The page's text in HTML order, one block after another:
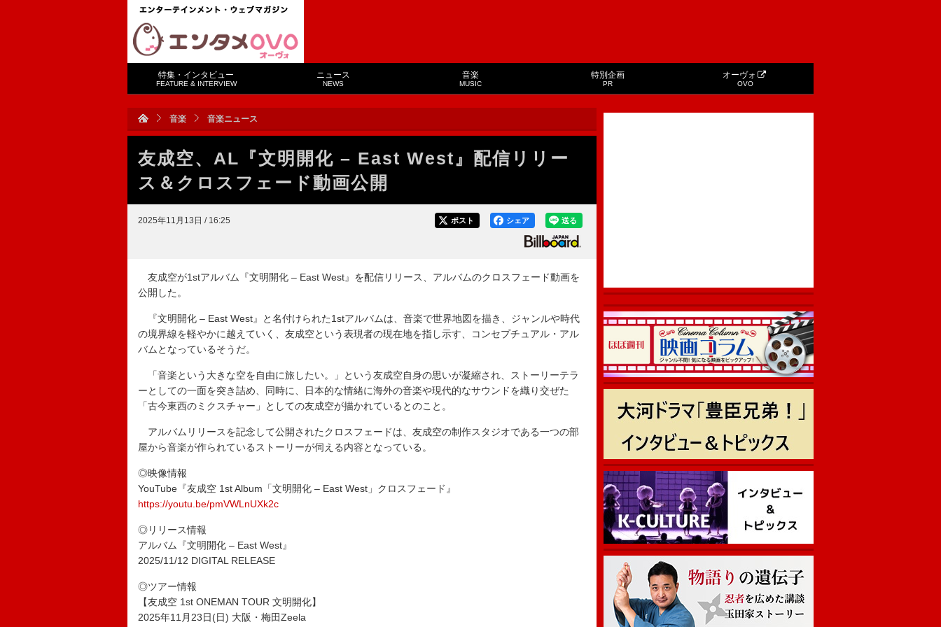
特集・インタビュー
FEATURE & INTERVIEW
ニュース
NEWS
音楽
MUSIC
特別企画
PR
オーヴォ
OVO
音楽 音楽ニュース
友成空、AL『文明開化 – East West』配信リリー
ス＆クロスフェード動画公開
2025年11月13日 / 16:25 送る
シェア
ポスト
友成空が1stアルバム『文明開化 – East West』を配信リリース、アルバムのクロスフェード動画を
公開した。
『文明開化 – East West』と名付けられた1stアルバムは、音楽で世界地図を描き、ジャンルや時代
の境界線を軽やかに越えていく、友成空という表現者の現在地を指し示す、コンセプチュアル・アル
バムとなっているそうだ。
「音楽という大きな空を自由に旅したい。」という友成空自身の思いが凝縮され、ストーリーテラ
ーとしての一面を突き詰め、同時に、日本的な情緒に海外の音楽や現代的なサウンドを織り交ぜた
「古今東西のミクスチャー」としての友成空が描かれているとのこと。
アルバムリリースを記念して公開されたクロスフェードは、友成空の制作スタジオである一つの部
屋から音楽が作られているストーリーが伺える内容となっている。
◎映像情報
YouTube『友成空 1st Album「文明開化 – East West」クロスフェード』
https://youtu.be/pmVWLnUXk2c
◎リリース情報
アルバム『文明開化 – East West』
2025/11/12 DIGITAL RELEASE
◎ツアー情報
【友成空 1st ONEMAN TOUR 文明開化】
2025年11月23日(日) 大阪・梅田Zeela